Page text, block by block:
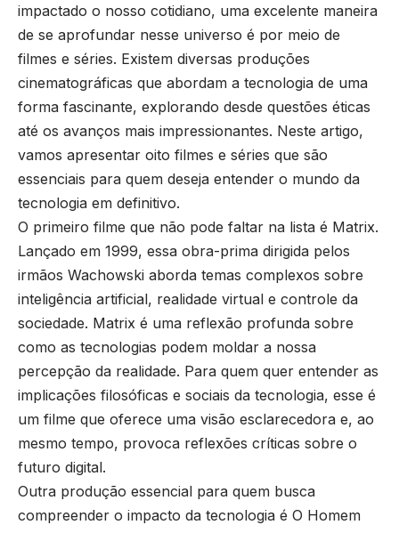
impactado o nosso cotidiano, uma excelente maneira
de se aprofundar nesse universo é por meio de
filmes e séries. Existem diversas produções
cinematográficas que abordam a tecnologia de uma
forma fascinante, explorando desde questões éticas
até os avanços mais impressionantes. Neste artigo,
vamos apresentar oito filmes e séries que são
essenciais para quem deseja entender o mundo da
tecnologia em definitivo.
O primeiro filme que não pode faltar na lista é Matrix.
Lançado em 1999, essa obra-prima dirigida pelos
irmãos Wachowski aborda temas complexos sobre
inteligência artificial, realidade virtual e controle da
sociedade. Matrix é uma reflexão profunda sobre
como as tecnologias podem moldar a nossa
percepção da realidade. Para quem quer entender as
implicações filosóficas e sociais da tecnologia, esse é
um filme que oferece uma visão esclarecedora e, ao
mesmo tempo, provoca reflexões críticas sobre o
futuro digital.
Outra produção essencial para quem busca
compreender o impacto da tecnologia é O Homem